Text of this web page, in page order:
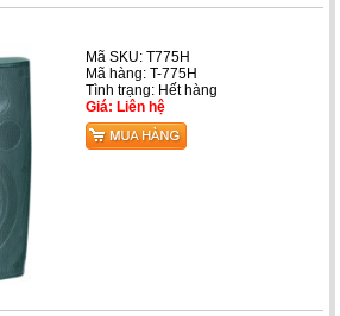
Mã SKU: T775H
Mã hàng: T-775H
Tình trạng: Hết hàng
Giá: Liên hệ